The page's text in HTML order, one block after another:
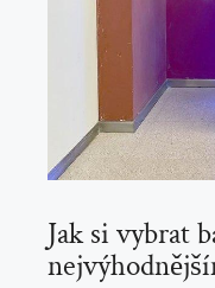
Jak si vybrat